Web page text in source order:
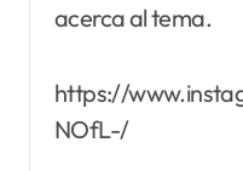
acerca al tema.
https://
NOfL-/